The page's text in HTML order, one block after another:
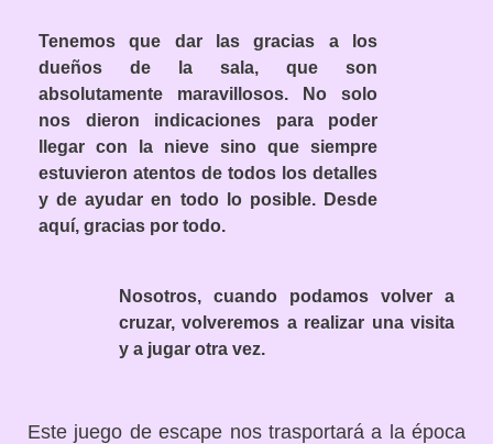
Tenemos que dar las gracias a los
dueños de la sala, que son
absolutamente maravillosos. No solo
nos dieron indicaciones para poder
llegar con la nieve sino que siempre
estuvieron atentos de todos los detalles
y de ayudar en todo lo posible. Desde
aquí, gracias por todo.
Nosotros, cuando podamos volver a
cruzar, volveremos a realizar una visita
y a jugar otra vez.
Este juego de escape nos trasportará a la época